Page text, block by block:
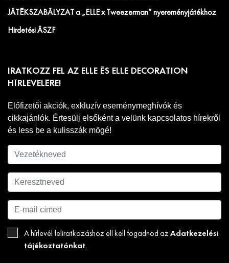
JÁTÉKSZABÁLYZAT a „ELLE x Tweezerman” nyereményjátékhoz
Hirdetési ÁSZF
IRATKOZZ FEL AZ ELLE ÉS ELLE DECORATION
HÍRLEVELÉRE!
Előfizetői akciók, exkluzív eseménymeghívók és
cikkajánlók. Értesülj elsőként a velünk kapcsolatos hírekről
és less be a kulisszák mögé!
A hírlevél feliratkozáshoz ell kell fogadnod az Adatkezelési
tájékoztatónkat.